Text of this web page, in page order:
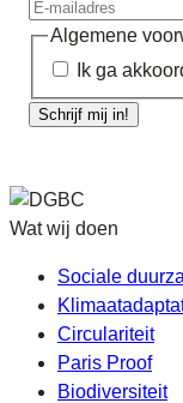
Algemene
Ik ga
Schrijf mij in!
Wat wij doen
Sociale
Circulariteit
Paris Proof
Biodiversiteit